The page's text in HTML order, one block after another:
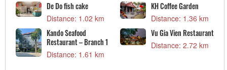
De Do fish cake
Distance: 1.02 km
KH Coffee Garden
Distance: 1.36 km
Kando Seafood
Restaurant – Branch 1
Distance: 1.61 km
Vu Gia Vien Restaurant
Distance: 2.72 km